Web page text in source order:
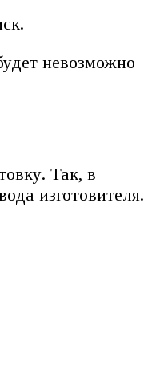
невозможно
Так, в
изготовителя.